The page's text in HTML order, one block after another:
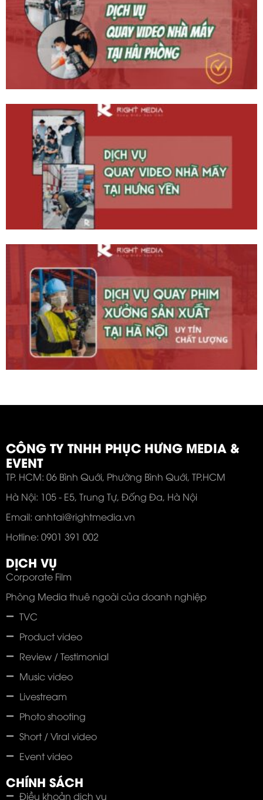
CÔNG TY TNHH PHỤC HƯNG MEDIA &
EVENT
TP. HCM: 06 Bình Quới, Phường Bình Quới, TP.HCM
Hà Nội: 105 - E5, Trung Tự, Đống Đa, Hà Nội
Email: anhtai@rightmedia.vn
Hotline: 0901 391 002
DỊCH VỤ
Corporate Film
Phòng Media thuê ngoài của doanh nghiệp
TVC
Product video
Review / Testimonial
Music video
Livestream
Photo shooting
Short / Viral video
Event video
CHÍNH SÁCH
Điều khoản dịch vụ